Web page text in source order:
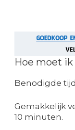
Hoe moet
Benodigde
Gemakkelijk
10 minuten.